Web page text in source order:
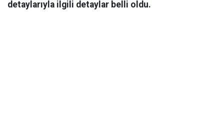
detaylarıyla ilgili detaylar belli oldu.